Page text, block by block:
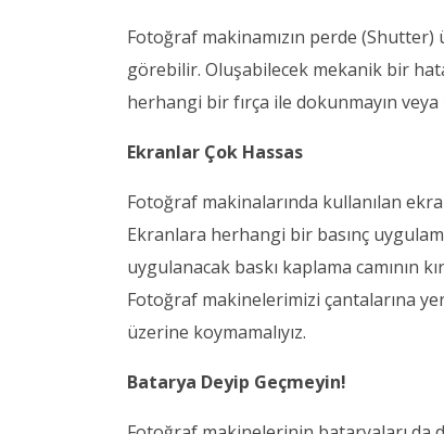
Fotoğraf makinamızın perde
görebilir. Oluşabilecek mekanik bir
herhangi bir fırça ile dokunmayın veya
Ekranlar Çok Hassas
Fotoğraf makinalarında kullanılan
Ekranlara herhangi bir basınç
uygulanacak baskı kaplama camının
Fotoğraf makinelerimizi çantalarına
üzerine koymamalıyız.
Batarya Deyip Geçmeyin!